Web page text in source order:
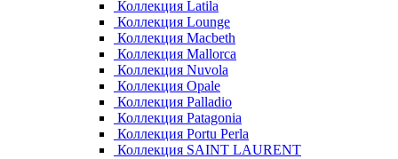
Коллекция Latila
Коллекция Lounge
Коллекция Macbeth
Коллекция Mallorca
Коллекция Nuvola
Коллекция Opale
Коллекция Palladio
Коллекция Patagonia
Коллекция Portu Perla
Коллекция SAINT LAURENT